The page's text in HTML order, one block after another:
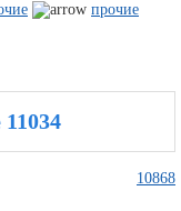
прочие
10868